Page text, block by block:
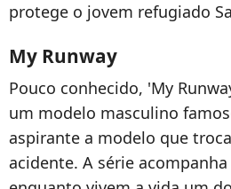
protege o jovem refugiado
My Runway
Pouco conhecido, 'My
um modelo masculino
aspirante a modelo que
acidente. A série